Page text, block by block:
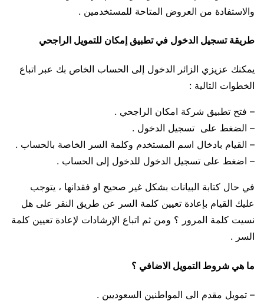
والاستفادة من العروض المتاحة للمستخدمين .
طريقة تسجيل الدخول في تطبيق إمكان للتمويل الراجحي
يمكنك عزيزي الزائر الدخول إلى الحساب الخاص بك عبر اتباع
الخطوات التالية :
– فتح تطبيق شركة امكان الراجحي .
– الضغط على تسجيل الدخول .
– القيام بادخال اسم المستخدم وكلمة السر الخاصة بالحساب .
– اضغط على تسجيل الدخول للدخول إلى الحساب .
في حال كتابة البيانات بشكل غير صحيح او فقدانها ، يتوجب
عليك القيام بإعادة تعيين كلمة السر عن طريق النقر على هل
نسيت كلمة المرور ؟ ومن ثم اتباع الإرشادات لإعادة تعيين كلمة
السر .
ما هي شروط التمويل الاضافي ؟
– تمويل مقدم الى المواطنين السعوديين .